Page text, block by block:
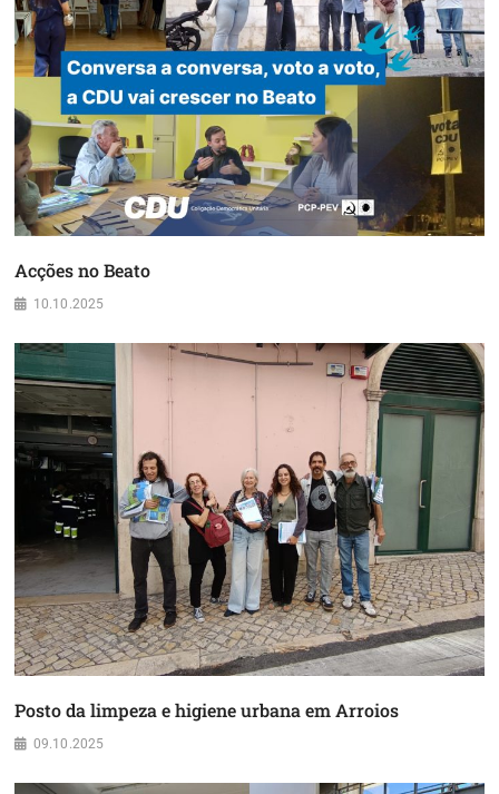
Acções no Beato
10.10.2025
Posto da limpeza e higiene urbana em Arroios
09.10.2025